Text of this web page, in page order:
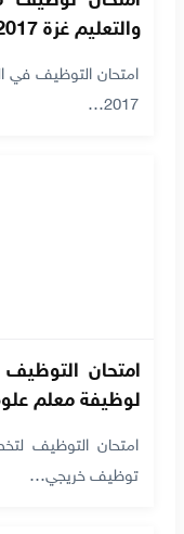
والتعليم غزة 2017
امتحان التوظيف في
2017…
امتحان التوظيف
لوظيفة معلم علوم 2017 - غزة
توظيف خريجي…